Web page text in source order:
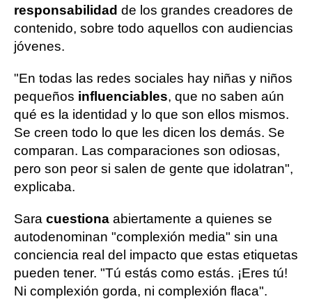
responsabilidad de los grandes creadores de
contenido, sobre todo aquellos con audiencias
jóvenes.
"En todas las redes sociales hay niñas y niños
pequeños influenciables, que no saben aún
qué es la identidad y lo que son ellos mismos.
Se creen todo lo que les dicen los demás. Se
comparan. Las comparaciones son odiosas,
pero son peor si salen de gente que idolatran",
explicaba.
Sara cuestiona abiertamente a quienes se
autodenominan "complexión media" sin una
conciencia real del impacto que estas etiquetas
pueden tener. "Tú estás como estás. ¡Eres tú!
Ni complexión gorda, ni complexión flaca".